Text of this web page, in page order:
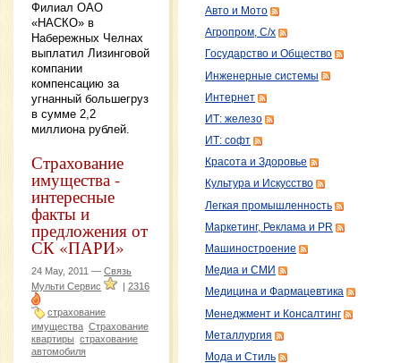
Филиал ОАО
«НАСКО» в
Набережных Челнах
выплатил Лизинговой
компании
компенсацию за
угнанный большегруз
в сумме 2,2
миллиона рублей.
Страхование
имущества -
интересные
факты и
предложения от
СК «ПАРИ»
24 May, 2011 — Связь
Мульти Сервис
| 2316
страхование
имущества Страхование
квартиры страхование
автомобиля
Авто и Мото
Агропром, С/х
Государство и Общество
Инженерные системы
Интернет
ИТ: железо
ИТ: софт
Красота и Здоровье
Культура и Искусство
Легкая промышленность
Маркетинг, Реклама и PR
Машиностроение
Медиа и СМИ
Медицина и Фармацевтика
Менеджмент и Консалтинг
Металлургия
Мода и Стиль